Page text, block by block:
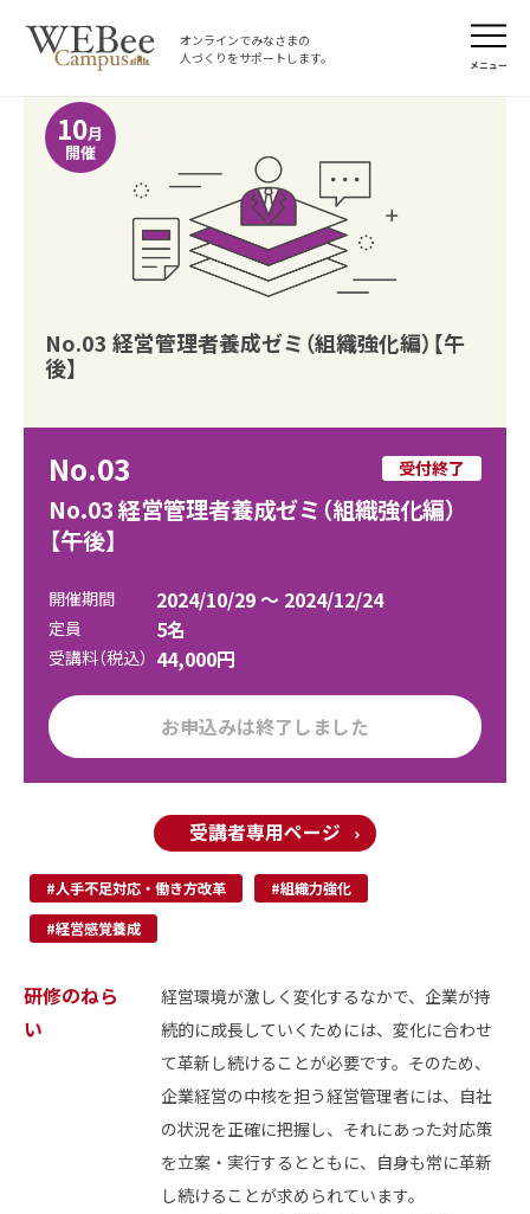
オンラインでみなさまの
人づくりをサポートします。
メニュー
10月
開催
No.03 経営管理者養成ゼミ（組織強化編）【午
後】
No.03 受付終了
No.03 経営管理者養成ゼミ（組織強化編）
【午後】
開催期間 2024/10/29 ～ 2024/12/24
定員 5名
受講料（税込） 44,000円
お申込みは終了しました
受講者専用ページ
#人手不足対応・働き方改革
#組織力強化
#経営感覚養成
研修のねら
い
経営環境が激しく変化するなかで、企業が持
続的に成長していくためには、変化に合わせ
て革新し続けることが必要です。そのため、
企業経営の中核を担う経営管理者には、自社
の状況を正確に把握し、それにあった対応策
を立案・実行するとともに、自身も常に革新
し続けることが求められています。